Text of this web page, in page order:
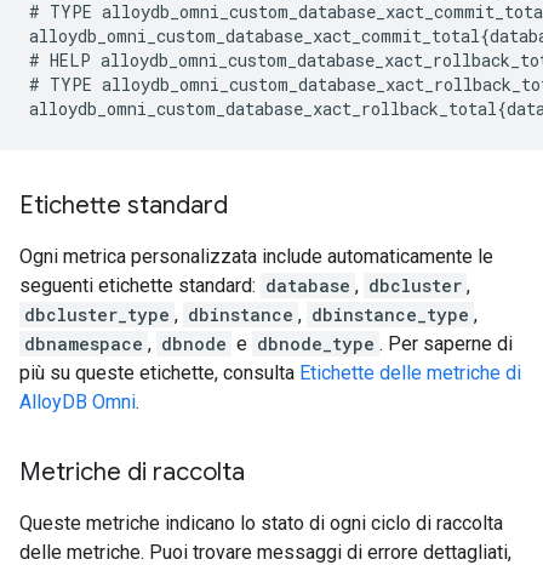
# TYPE
alloydb_omni_custom_database_xact_commit_total{
# HELP
# TYPE
alloydb_omni_custom_database_xact_rollback_total{
Etichette standard
Ogni metrica personalizzata include automaticamente le
seguenti etichette standard: database , dbcluster ,
dbcluster_type , dbinstance , dbinstance_type ,
dbnamespace , dbnode e dbnode_type . Per saperne di
più su queste etichette, consulta Etichette delle metriche di
AlloyDB Omni.
Metriche di raccolta
Queste metriche indicano lo stato di ogni ciclo di raccolta
delle metriche. Puoi trovare messaggi di errore dettagliati,